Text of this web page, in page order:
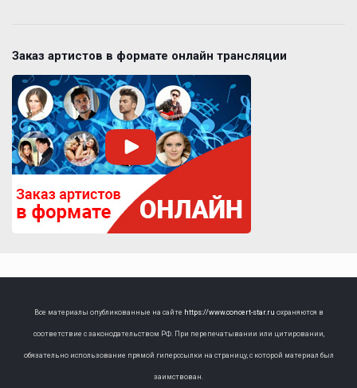
Заказ артистов в формате онлайн трансляции
Все материалы опубликованные на сайте https://www.concert-star.ru охраняются в
соответствие с законодательством РФ. При перепечатывании или цитировании,
обязательно использование прямой гиперссылки на страницу, с которой материал был
заимствован.